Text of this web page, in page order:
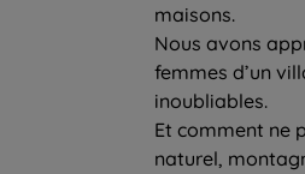
maisons.
Nous avons
femmes d’un
inoubliables.
Et comment ne
naturel,